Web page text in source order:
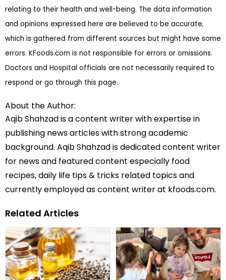
relating to their health and well-being. The data information
and opinions expressed here are believed to be accurate,
which is gathered from different sources but might have some
errors. KFoods.com is not responsible for errors or omissions.
Doctors and Hospital officials are not necessarily required to
respond or go through this page.
About the Author:
Aqib Shahzad is a content writer with expertise in
publishing news articles with strong academic
background. Aqib Shahzad is dedicated content writer
for news and featured content especially food
recipes, daily life tips & tricks related topics and
currently employed as content writer at kfoods.com.
Related Articles